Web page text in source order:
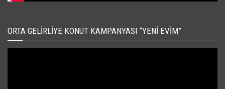
ORTA GELIRLIYE KONUT KAMPANYASI “YENI EVIM”